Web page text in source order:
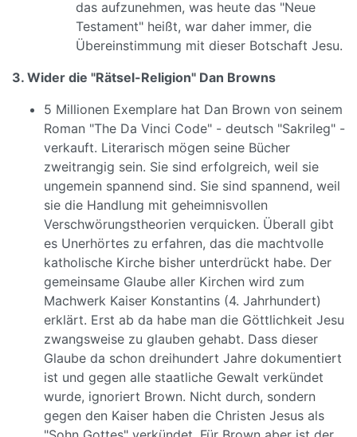
das aufzunehmen, was heute das "Neue
Testament" heißt, war daher immer, die
Übereinstimmung mit dieser Botschaft Jesu.
3. Wider die "Rätsel-Religion" Dan Browns
5 Millionen Exemplare hat Dan Brown von seinem
Roman "The Da Vinci Code" - deutsch "Sakrileg" -
verkauft. Literarisch mögen seine Bücher
zweitrangig sein. Sie sind erfolgreich, weil sie
ungemein spannend sind. Sie sind spannend, weil
sie die Handlung mit geheimnisvollen
Verschwörungstheorien verquicken. Überall gibt
es Unerhörtes zu erfahren, das die machtvolle
katholische Kirche bisher unterdrückt habe. Der
gemeinsame Glaube aller Kirchen wird zum
Machwerk Kaiser Konstantins (4. Jahrhundert)
erklärt. Erst ab da habe man die Göttlichkeit Jesu
zwangsweise zu glauben gehabt. Dass dieser
Glaube da schon dreihundert Jahre dokumentiert
ist und gegen alle staatliche Gewalt verkündet
wurde, ignoriert Brown. Nicht durch, sondern
gegen den Kaiser haben die Christen Jesus als